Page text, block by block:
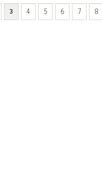
3 4 5 6 7 8